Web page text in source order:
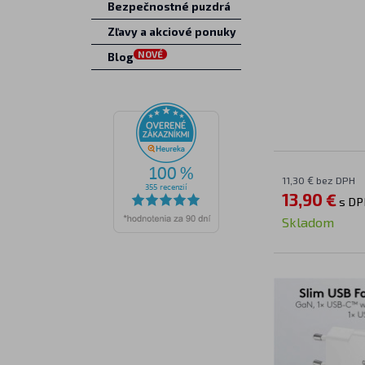
11,30 € bez DPH
13,90 € s
Skladom
Bezpečnostné puzdrá
Zľavy a akciové ponuky
Blog NOVÉ